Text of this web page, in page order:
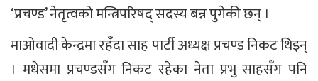
‘प्रचण्ड’ नेतृत्वको मन्त्रिपरिषद् सदस्य बन्न पुगेकी छन् ।
माओवादी केन्द्रमा रहँदा साह पार्टी अध्यक्ष प्रचण्ड निकट थिइन्
। मधेसमा प्रचण्डसँग निकट रहेका नेता प्रभु साहसँग पनि